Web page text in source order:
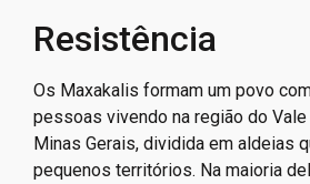
filme, segundo ela, são
Resistência
Os Maxakalis formam um povo